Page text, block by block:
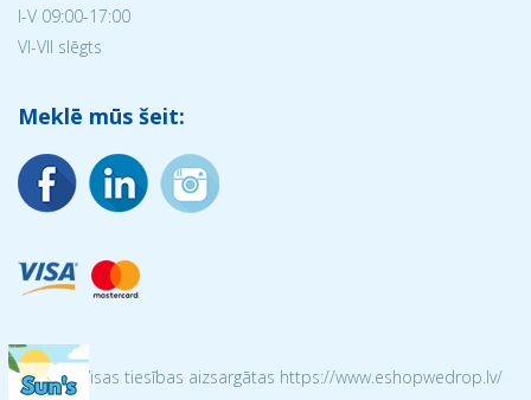
I-V 09:00-17:00
VI-VII slēgts
Meklē mūs šeit:
© 2026 Visas tiesības aizsargātas https://www.eshopwedrop.lv/